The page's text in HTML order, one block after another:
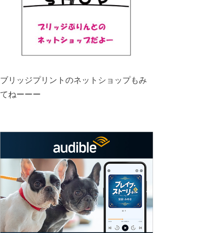
ブリッジプリントのネットショップもみ
てねーーー